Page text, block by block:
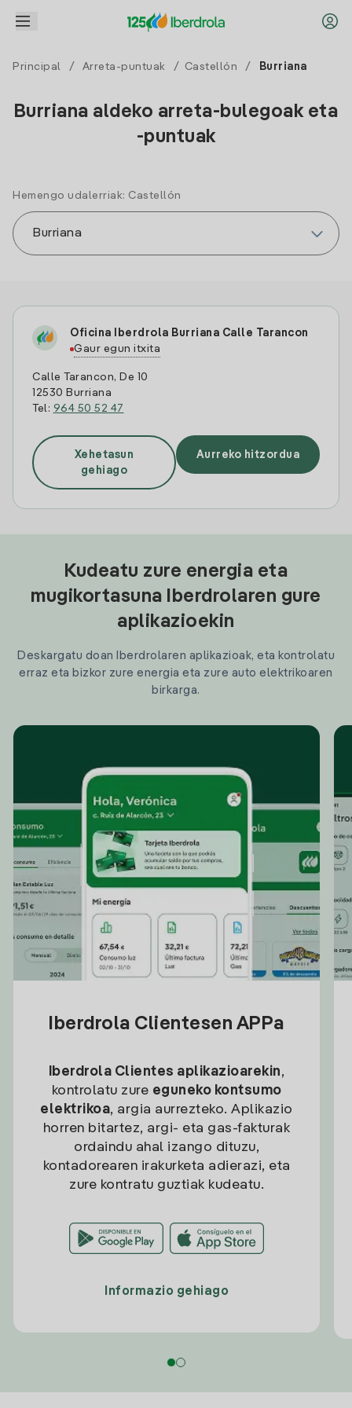
Principal / Arreta-puntuak / Castellón / Burriana
Burriana aldeko arreta-bulegoak eta
-puntuak
Hemengo udalerriak: Castellón
Oficina Iberdrola Burriana Calle Tarancon
Gaur egun itxita
Calle Tarancon, De 10
12530 Burriana
Tel: 964 50 52 47
Xehetasun
gehiago
Aurreko hitzordua
Kudeatu zure energia eta
mugikortasuna Iberdrolaren gure
aplikazioekin
Deskargatu doan Iberdrolaren aplikazioak, eta kontrolatu
erraz eta bizkor zure energia eta zure auto elektrikoaren
birkarga.
Iberdrola Clientesen APPa
Iberdrola Clientes aplikazioarekin,
kontrolatu zure eguneko kontsumo
elektrikoa, argia aurrezteko. Aplikazio
horren bitartez, argi- eta gas-fakturak
ordaindu ahal izango dituzu,
kontadorearen irakurketa adierazi, eta
zure kontratu guztiak kudeatu.
Informazio gehiago